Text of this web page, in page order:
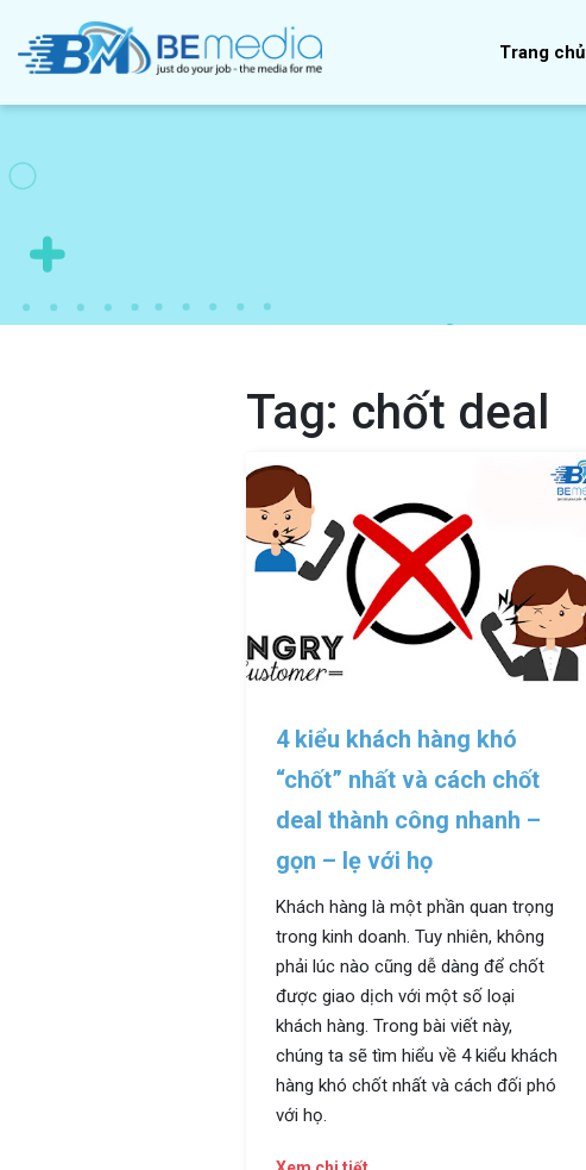
Trang chủ
Tag: chốt deal
4 kiểu khách hàng khó
“chốt” nhất và cách chốt
deal thành công nhanh –
gọn – lẹ với họ
Khách hàng là một phần quan trọng
trong kinh doanh. Tuy nhiên, không
phải lúc nào cũng dễ dàng để chốt
được giao dịch với một số loại
khách hàng. Trong bài viết này,
chúng ta sẽ tìm hiểu về 4 kiểu khách
hàng khó chốt nhất và cách đối phó
với họ.